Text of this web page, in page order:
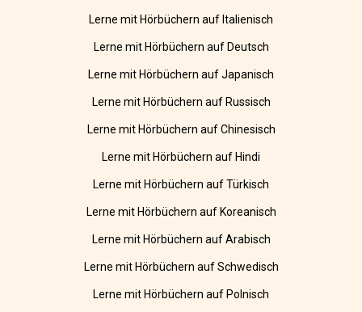
Lerne mit Hörbüchern auf Italienisch
Lerne mit Hörbüchern auf Deutsch
Lerne mit Hörbüchern auf Japanisch
Lerne mit Hörbüchern auf Russisch
Lerne mit Hörbüchern auf Chinesisch
Lerne mit Hörbüchern auf Hindi
Lerne mit Hörbüchern auf Türkisch
Lerne mit Hörbüchern auf Koreanisch
Lerne mit Hörbüchern auf Arabisch
Lerne mit Hörbüchern auf Schwedisch
Lerne mit Hörbüchern auf Polnisch